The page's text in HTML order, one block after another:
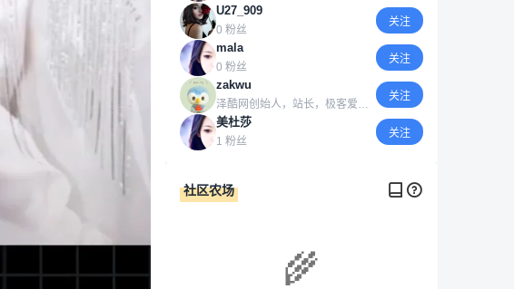
U27_909
0 粉丝
关注
mala
0 粉丝
关注
zakwu
泽酷网创始人，站长，极客爱好者，天文爱好者，科幻作家！
关注
美杜莎
1 粉丝
关注
社区农场
🌾